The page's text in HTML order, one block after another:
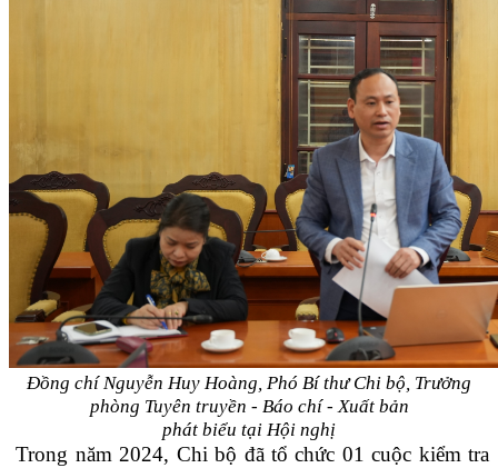
Đồng chí Nguyễn Huy Hoàng, Phó Bí thư Chi bộ, Trưởng
phòng Tuyên truyền - Báo chí - Xuất bản
phát biểu tại Hội nghị
Trong năm 2024, Chi bộ đã tổ chức 01 cuộc kiểm tra